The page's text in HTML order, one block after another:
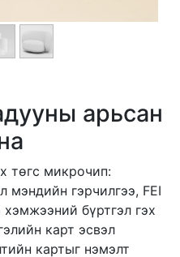
арьсан
төгс микрочип:
мэндийн гэрчилгээ, FEI
хэмжээний бүртгэл гэх
карт эсвэл
картыг нэмэлт